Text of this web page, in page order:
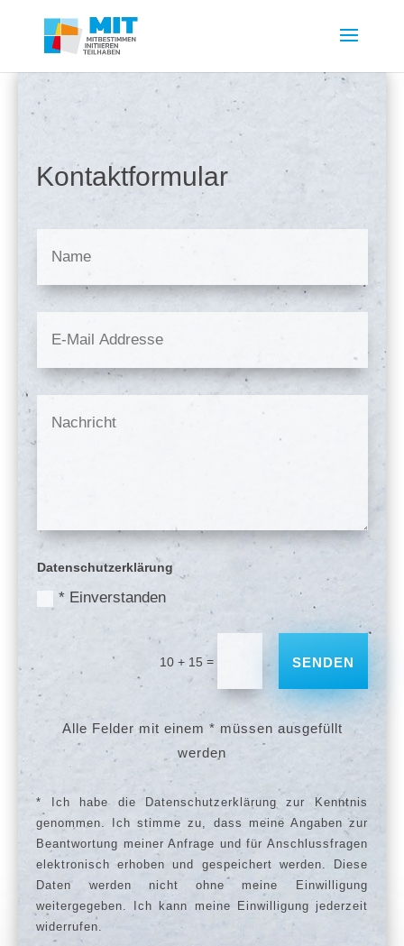
Kontaktformular
Datenschutzerklärung
* Einverstanden
10 + 15 = SENDEN
Alle Felder mit einem * müssen ausgefüllt
werden
* Ich habe die Datenschutzerklärung zur Kenntnis
genommen. Ich stimme zu, dass meine Angaben zur
Beantwortung meiner Anfrage und für Anschlussfragen
elektronisch erhoben und gespeichert werden. Diese
Daten werden nicht ohne meine Einwilligung
weitergegeben. Ich kann meine Einwilligung jederzeit
widerrufen.